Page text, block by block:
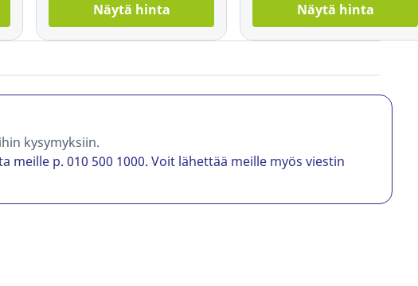
Näytä hinta Näytä hinta
kysymyksiin.
meille p. 010 500 1000. Voit lähettää meille myös viestin